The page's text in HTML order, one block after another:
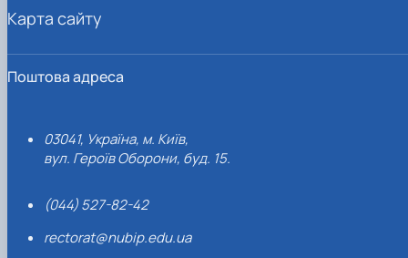
Поштова адреса
03041, Україна, м. Київ,
вул. Героїв Оборони, буд. 15.
(044) 527-82-42
rectorat@nubip.edu.ua
Карта сайту